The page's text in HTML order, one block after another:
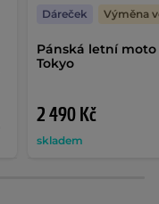
Pánská letní
Tokyo
2 490 Kč
skladem
Dáreček Výměna